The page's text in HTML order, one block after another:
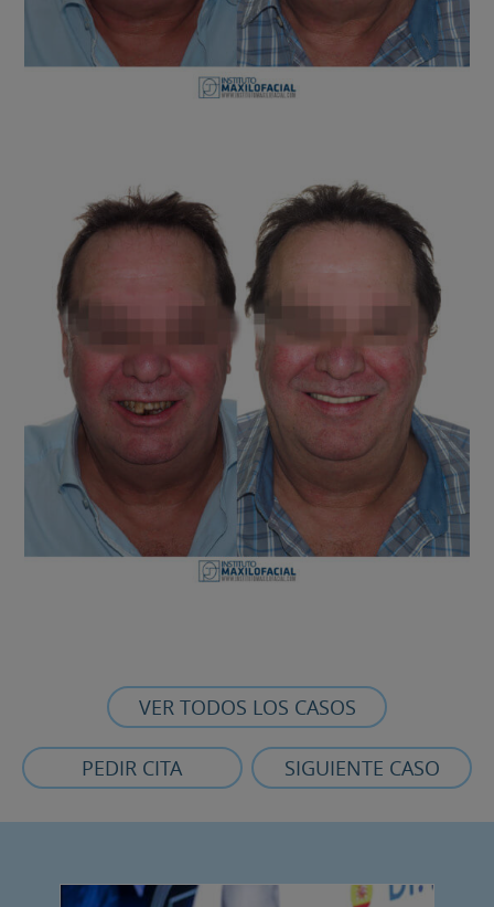
VER TODOS LOS CASOS
PEDIR CITA SIGUIENTE CASO